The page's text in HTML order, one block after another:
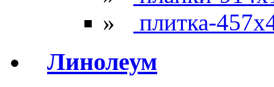
»
плитка-
Линолеум